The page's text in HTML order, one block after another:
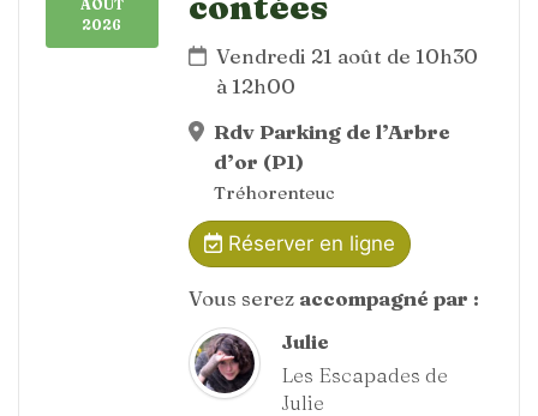
AOÛT
2026
Vendredi 21 août de 10h30
à 12h00
Rdv Parking de l’Arbre
d’or (P1)
Tréhorenteuc
Réserver en ligne
Vous serez accompagné par :
Julie
Les Escapades de
Julie